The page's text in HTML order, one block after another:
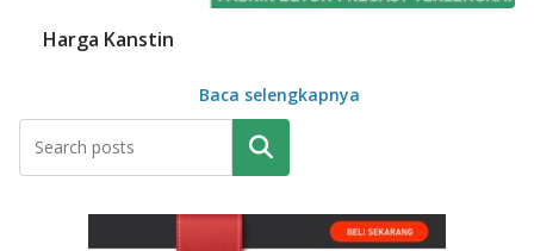
Harga Kanstin
Baca selengkapnya
Pencarian